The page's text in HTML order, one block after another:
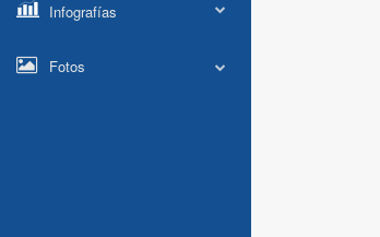
Infografías
Fotos